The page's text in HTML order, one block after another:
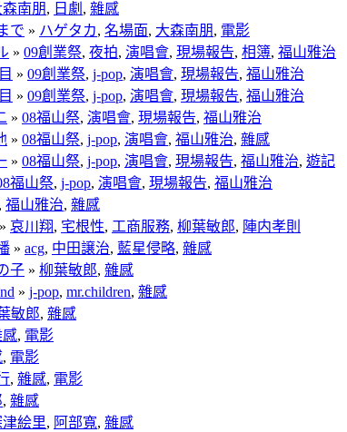
森南朋, 日劇 , 雜感
で » ハゲタカ, 名場面, 大森南朋, 電影
» 09創業祭, 夜拍, 演唱會, 現場報告, 相簿, 福山雅治
» 09創業祭, j-pop, 演唱會, 現場報告, 福山雅治
» 09創業祭, j-pop, 演唱會, 現場報告, 福山雅治
» 08福山祭, 演唱會, 現場報告, 福山雅治
» 08福山祭, j-pop, 演唱會, 福山雅治, 雜感
» 08福山祭, j-pop, 演唱會, 現場報告, 福山雅治, 遊記
福山祭, j-pop, 演唱會, 現場報告, 福山雅治
, 福山雅治, 雜感
» 哀川翔, 宅根性, 工商服務, 柳葉敏郎, 陣内孝則
» acg, 中田譲治, 藍星侵略, 雜感
子 » 柳葉敏郎, 雜感
» j-pop, mr.children, 雜感
敏郎, 雜感
感, 電影
, 電影
, 雜感, 電影
, 雜感
絵里, 阿部寬, 雜感